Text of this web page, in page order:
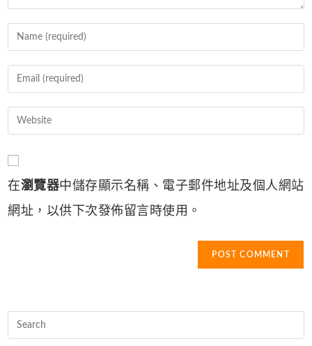
Enter
your
or
username
Enter
your
address
Enter
your
website
(optional)
在瀏覽器中儲存顯示名稱、電子郵件地址及個人網站
網址，以供下次發佈留言時使用。